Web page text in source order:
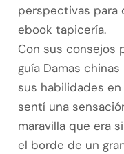
perspectivas para
ebook tapicería.
Con sus consejos
guía Damas
sus habilidades
sentí una
maravilla que era
el borde de un